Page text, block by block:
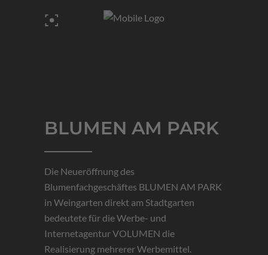
BLUMEN AM PARK
Die Neueröffnung des
Blumenfachgeschäftes BLUMEN AM PARK
in Weingarten direkt am Stadtgarten
bedeutete für die Werbe- und
Internetagentur VOLUMEN die
Realisierung mehrerer Werbemittel.